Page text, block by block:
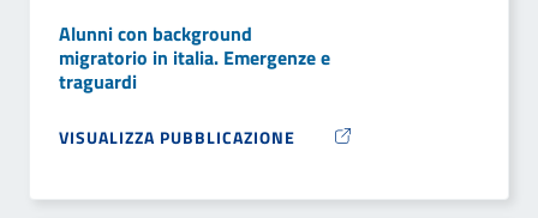
Alunni con background
migratorio in italia. Emergenze e
traguardi
VISUALIZZA PUBBLICAZIONE